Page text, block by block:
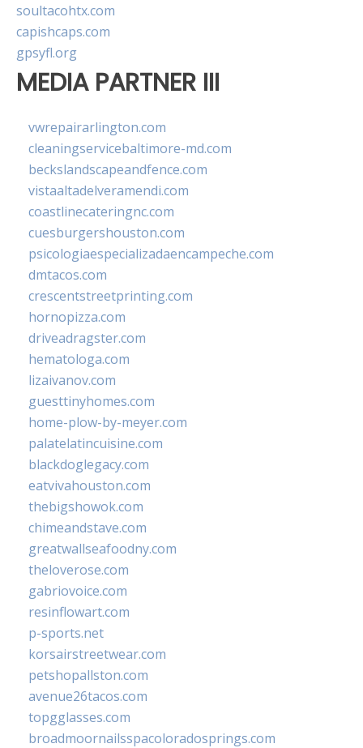
soultacohtx.com
capishcaps.com
gpsyfl.org
MEDIA PARTNER III
vwrepairarlington.com
cleaningservicebaltimore-md.com
beckslandscapeandfence.com
vistaaltadelveramendi.com
coastlinecateringnc.com
cuesburgershouston.com
psicologiaespecializadaencampeche.com
dmtacos.com
crescentstreetprinting.com
hornopizza.com
driveadragster.com
hematologa.com
lizaivanov.com
guesttinyhomes.com
home-plow-by-meyer.com
palatelatincuisine.com
blackdoglegacy.com
eatvivahouston.com
thebigshowok.com
chimeandstave.com
greatwallseafoodny.com
theloverose.com
gabriovoice.com
resinflowart.com
p-sports.net
korsairstreetwear.com
petshopallston.com
avenue26tacos.com
topgglasses.com
broadmoornailsspacoloradosprings.com